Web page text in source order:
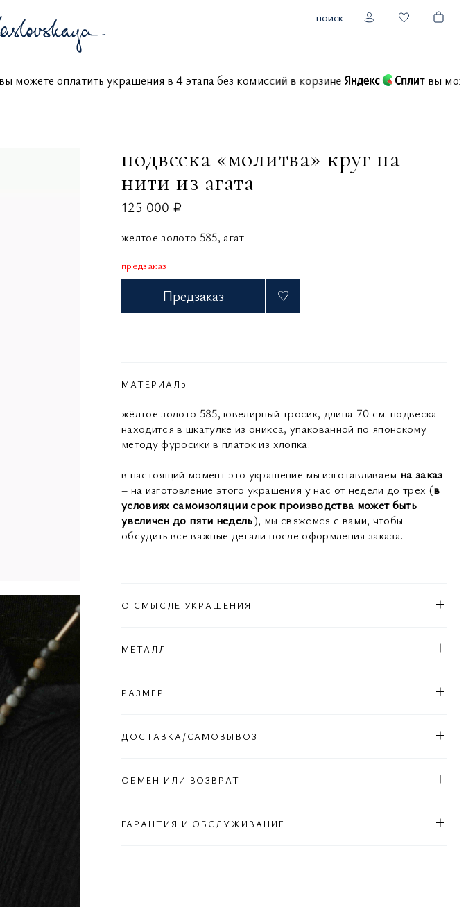
поиск
вы можете оплатить украшения в 4 этапа без комиссий в корзине вы
подвеска «молитва» круг на
нити из агата
125 000 ₽
желтое золото 585, агат
предзаказ
Предзаказ
МАТЕРИАЛЫ
жёлтое золото 585, ювелирный тросик, длина 70 см. подвеска
находится в шкатулке из оникса, упакованной по японскому
методу фуросики в платок из хлопка.
в настоящий момент это украшение мы изготавливаем на заказ
– на изготовление этого украшения у нас от недели до трех (в
условиях самоизоляции срок производства может быть
увеличен до пяти недель), мы свяжемся с вами, чтобы
обсудить все важные детали после оформления заказа.
О СМЫСЛЕ УКРАШЕНИЯ
МЕТАЛЛ
РАЗМЕР
ДОСТАВКА/САМОВЫВОЗ
ОБМЕН ИЛИ ВОЗВРАТ
ГАРАНТИЯ И ОБСЛУЖИВАНИЕ